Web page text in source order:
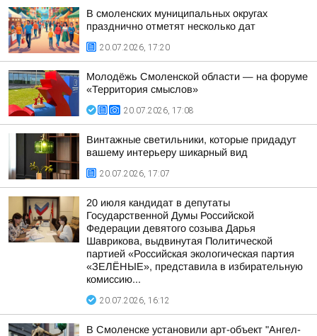
В смоленских муниципальных округах
празднично отметят несколько дат
20.07.2026, 17:20
Молодёжь Смоленской области — на форуме
«Территория смыслов»
20.07.2026, 17:08
Винтажные светильники, которые придадут
вашему интерьеру шикарный вид
20.07.2026, 17:07
20 июля кандидат в депутаты
Государственной Думы Российской
Федерации девятого созыва Дарья
Шаврикова, выдвинутая Политической
партией «Российская экологическая партия
«ЗЕЛЁНЫЕ», представила в избирательную
комиссию...
20.07.2026, 16:12
В Смоленске установили арт-объект "Ангел-